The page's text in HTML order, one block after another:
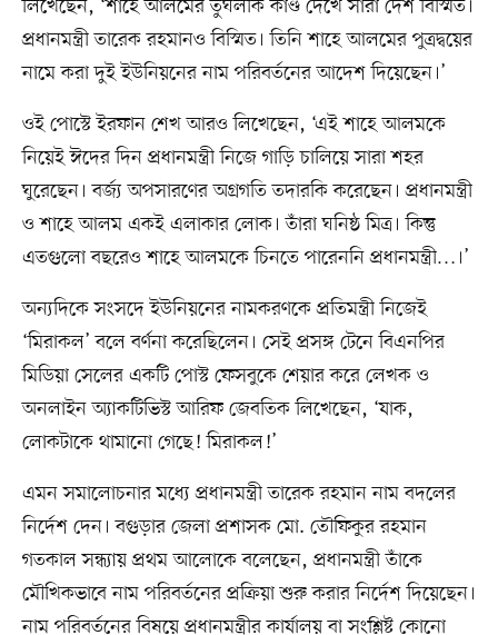
লিখেছেন, ‘শাহে আলমের তুঘলকি কাণ্ড দেখে সারা দেশ বিস্মিত।
প্রধানমন্ত্রী তারেক রহমানও বিস্মিত। তিনি শাহে আলমের পুত্রদ্বয়ের
নামে করা দুই ইউনিয়নের নাম পরিবর্তনের আদেশ দিয়েছেন।’
ওই পোস্টে ইরফান শেখ আরও লিখেছেন, ‘এই শাহে আলমকে
নিয়েই ঈদের দিন প্রধানমন্ত্রী নিজে গাড়ি চালিয়ে সারা শহর
ঘুরেছেন। বর্জ্য অপসারণের অগ্রগতি তদারকি করেছেন। প্রধানমন্ত্রী
ও শাহে আলম একই এলাকার লোক। তাঁরা ঘনিষ্ঠ মিত্র। কিন্তু
এতগুলো বছরেও শাহে আলমকে চিনতে পারেননি প্রধানমন্ত্রী…।’
অন্যদিকে সংসদে ইউনিয়নের নামকরণকে প্রতিমন্ত্রী নিজেই
‘মিরাকল’ বলে বর্ণনা করেছিলেন। সেই প্রসঙ্গ টেনে বিএনপির
মিডিয়া সেলের একটি পোস্ট ফেসবুকে শেয়ার করে লেখক ও
অনলাইন অ্যাকটিভিস্ট আরিফ জেবতিক লিখেছেন, ‘যাক,
লোকটাকে থামানো গেছে! মিরাকল!’
এমন সমালোচনার মধ্যে প্রধানমন্ত্রী তারেক রহমান নাম বদলের
নির্দেশ দেন। বগুড়ার জেলা প্রশাসক মো. তৌফিকুর রহমান
গতকাল সন্ধ্যায় প্রথম আলোকে বলেছেন, প্রধানমন্ত্রী তাঁকে
মৌখিকভাবে নাম পরিবর্তনের প্রক্রিয়া শুরু করার নির্দেশ দিয়েছেন।
নাম পরিবর্তনের বিষয়ে প্রধানমন্ত্রীর কার্যালয় বা সংশ্লিষ্ট কোনো